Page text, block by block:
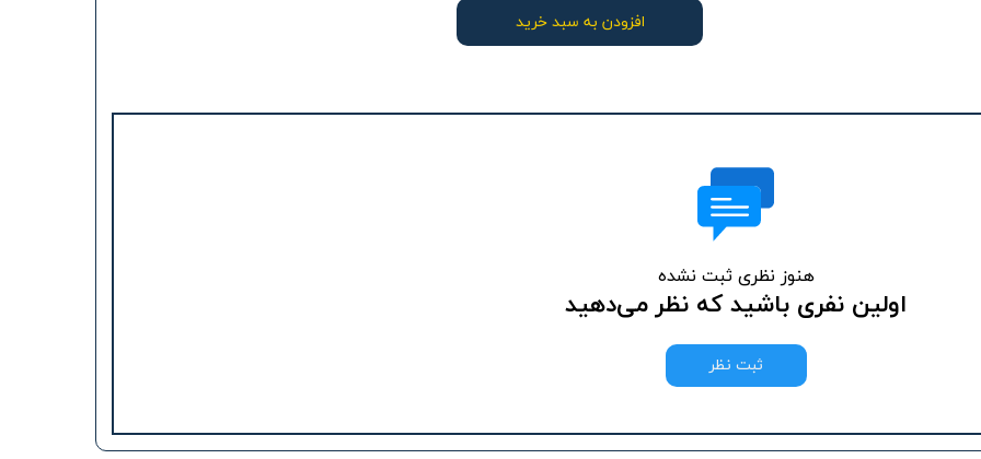
افزودن به سبد خرید
هنوز نظری ثبت نشده
اولین نفری باشید که نظر می‌دهید
ثبت نظر